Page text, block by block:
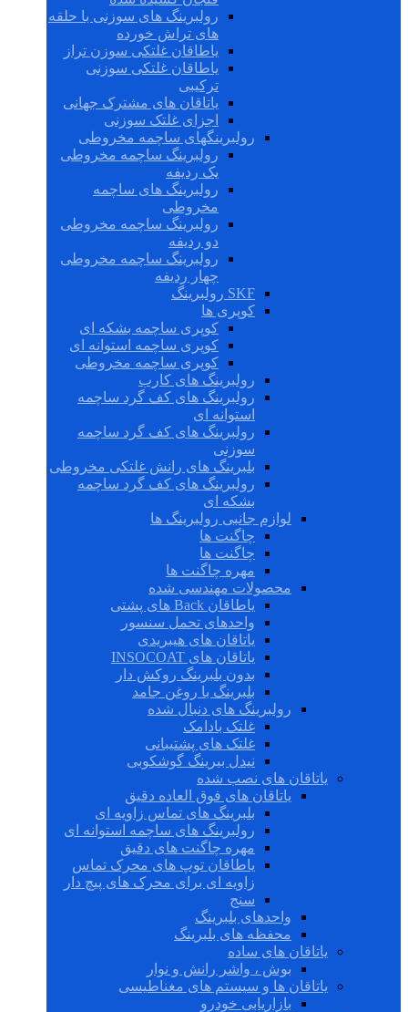
رولبرینگ های سوزنی با حلقه
های تراش خورده
یاطاقان غلتکی سوزن تراز
یاطاقان غلتکی سوزنی
ترکیبی
یاتاقان های مشترک جهانی
اجزای غلتک سوزنی
رولبرینگهای ساچمه مخروطی
رولبرینگ ساچمه مخروطی
یک ردیفه
رولبرینگ های ساچمه
مخروطی
رولبرینگ ساچمه مخروطی
دو ردیفه
رولبرینگ ساچمه مخروطی
چهار ردیفه
SKF رولبرینگ
کوپری ها
کوپری ساچمه بشکه ای
کوپری ساچمه استوانه ای
کوپری ساچمه مخروطی
رولبرینگ های کارب
رولبرینگ های کف گرد ساچمه
استوانه ای
رولبرینگ های کف گرد ساچمه
سوزنی
بلبرینگ های رانش غلتکی مخروطی
رولبرینگ های کف گرد ساچمه
بشکه ای
لوازم جانبی رولبرینگ ها
چاگنت ها
چاگنت ها
مهره چاگنت ها
محصولات مهندسی شده
یاطاقان Back های پشتی
واحدهای تحمل سنسور
یاتاقان های هیبریدی
یاتاقان های INSOCOAT
بدون بلبرینگ روکش دار
بلبرینگ با روغن جامد
رولبرینگ های دنبال شده
غلتک بادامک
غلتک های پشتیبانی
نیدل بیرینگ گوشکوبی
یاتاقان های نصب شده
یاتاقان های فوق العاده دقیق
بلبرینگ های تماس زاویه ای
رولبرینگ های ساچمه استوانه ای
مهره چاگنت های دقیق
یاطاقان توپ های محرک تماس
زاویه ای برای محرک های پیچ دار
سنج
واحدهای بلبرینگ
محفظه های بلبرینگ
یاتاقان های ساده
بوش ، واشر رانش و نوار
یاتاقان ها و سیستم های مغناطیسی
بازاریابی خودرو